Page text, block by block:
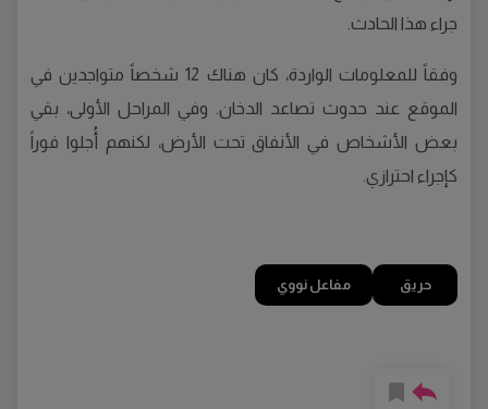
جراء هذا الحادث.
وفقاً للمعلومات الواردة، كان هناك 12 شخصاً متواجدين في
الموقع عند حدوث تصاعد الدخان. وفي المراحل الأولى، بقي
بعض الأشخاص في الأنفاق تحت الأرض، لكنهم أُجلوا فوراً
كإجراء احترازي.
حريق مفاعل نووي